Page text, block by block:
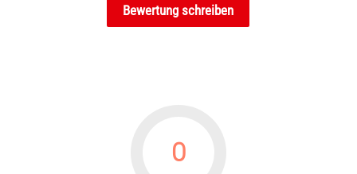
Bewertung schreiben
0